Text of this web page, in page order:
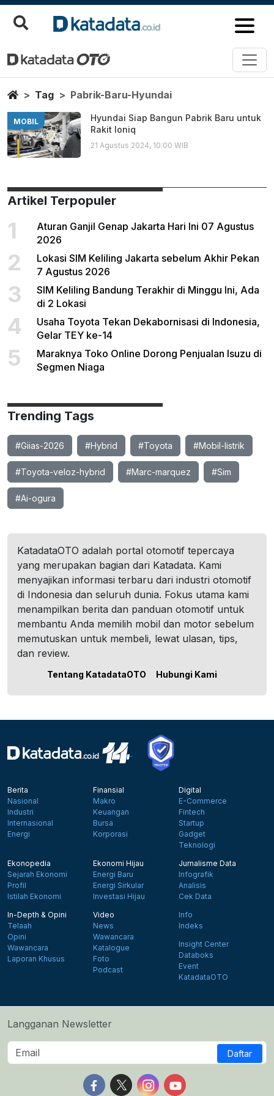
Pabrik Baru Hyundai
Berita Terbaru
HomeTag Pabrik-Baru-Hyundai
MOBIL
Hyundai Siap Bangun Pabrik Baru untuk
Rakit Ioniq
21 Agustus 2024, 10:00 WIB
Artikel Terpopuler
1
Aturan Ganjil Genap Jakarta Hari Ini 07 Agustus
2026
2
Lokasi SIM Keliling Jakarta sebelum Akhir Pekan
7 Agustus 2026
3
SIM Keliling Bandung Terakhir di Minggu Ini, Ada
di 2 Lokasi
4
Usaha Toyota Tekan Dekabornisasi di Indonesia,
Gelar TEY ke-14
5
Maraknya Toko Online Dorong Penjualan Isuzu di
Segmen Niaga
Trending Tags
#Giias-2026 #Hybrid #Toyota #Mobil-listrik
#Toyota-veloz-hybrid #Marc-marquez #Sim
#Ai-ogura
KatadataOTO adalah portal otomotif tepercaya
yang merupakan bagian dari Katadata. Kami
menyajikan informasi terbaru dari industri otomotif
di Indonesia dan seluruh dunia. Fokus utama kami
menampilkan berita dan panduan otomotif untuk
membantu Anda memilih mobil dan motor sebelum
memutuskan untuk membeli, lewat ulasan, tips,
dan review.
Tentang KatadataOTO Hubungi Kami
Berita
Nasional
Industri
Internasional
Energi
Finansial
Makro
Keuangan
Bursa
Korporasi
Digital
E-Commerce
Fintech
Startup
Gadget
Teknologi
Ekonopedia
Sejarah Ekonomi
Profil
Istilah Ekonomi
Ekonomi Hijau
Energi Baru
Energi Sirkular
Investasi Hijau
Jurnalisme Data
Infografik
Analisis
Cek Data
In-Depth & Opini
Telaah
Opini
Wawancara
Laporan Khusus
Video
News
Wawancara
Katalogue
Foto
Podcast
Info
Indeks
Insight Center
Databoks
Event
KatadataOTO
Langganan Newsletter
Daftar
Follow us on Facebook
Follow us on X
Follow us on Instagram
Follow us on